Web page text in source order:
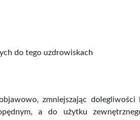
do tego uzdrowiskach
zmniejszając
a do użytku